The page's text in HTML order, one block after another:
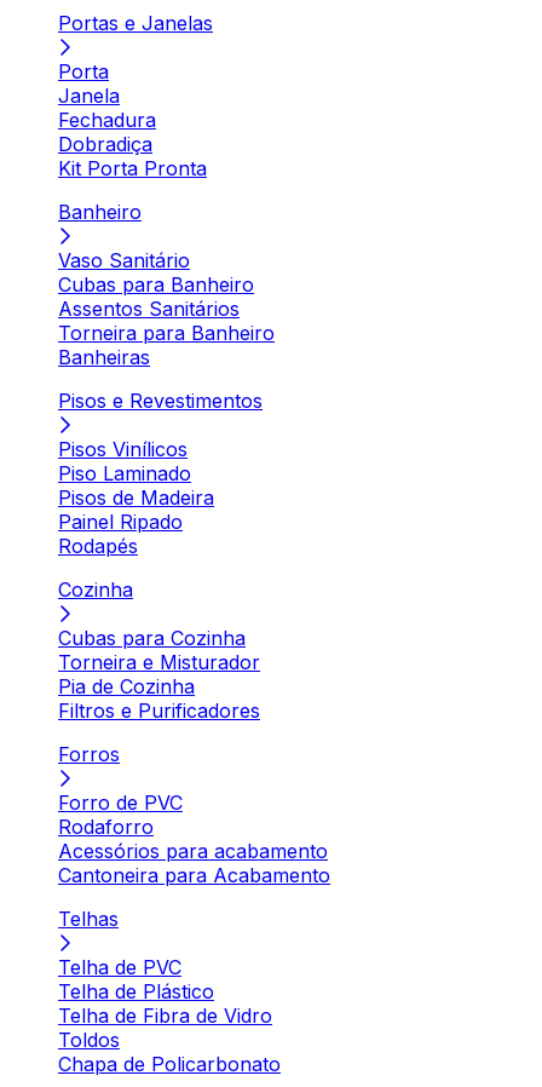
Portas e Janelas
Porta
Janela
Fechadura
Dobradiça
Kit Porta Pronta
Banheiro
Vaso Sanitário
Cubas para Banheiro
Assentos Sanitários
Torneira para Banheiro
Banheiras
Pisos e Revestimentos
Pisos Vinílicos
Piso Laminado
Pisos de Madeira
Painel Ripado
Rodapés
Cozinha
Cubas para Cozinha
Torneira e Misturador
Pia de Cozinha
Filtros e Purificadores
Forros
Forro de PVC
Rodaforro
Acessórios para acabamento
Cantoneira para Acabamento
Telhas
Telha de PVC
Telha de Plástico
Telha de Fibra de Vidro
Toldos
Chapa de Policarbonato